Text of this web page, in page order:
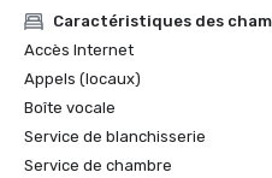
Caractéristiques des
Accès Internet
Appels (locaux)
Boîte vocale
Service de blanchisserie
Service de chambre